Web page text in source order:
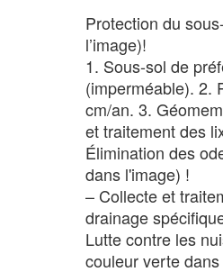
Protection du
l’image)!
1. Sous-sol de
(imperméable). 2.
cm/an. 3.
et traitement des
Élimination des
dans l'image) !
– Collecte et
drainage
Lutte contre les
couleur verte